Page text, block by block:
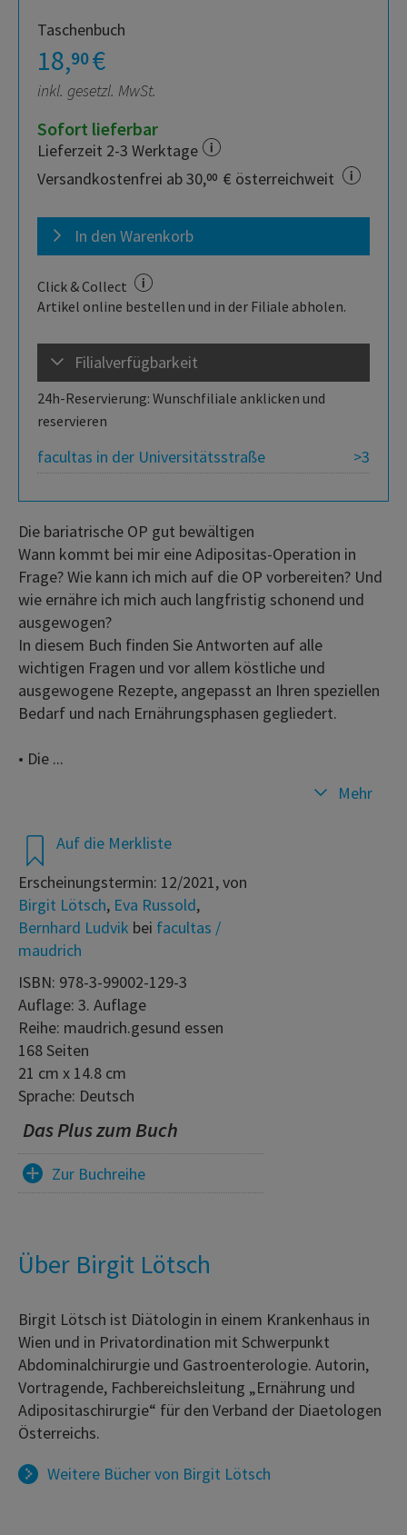
Taschenbuch
18,90€
inkl. gesetzl. MwSt.
Sofort lieferbar
Lieferzeit 2-3 Werktage
Versandkostenfrei ab 30,00 € österreichweit
In den Warenkorb
Click & Collect
Artikel online bestellen und in der Filiale abholen.
Filialverfügbarkeit
24h-Reservierung: Wunschfiliale anklicken und
reservieren
>3
facultas in der Universitätsstraße
Auf die Merkliste
Erscheinungstermin: 12/2021, von
Birgit Lötsch, Eva Russold,
Bernhard Ludvik bei facultas /
maudrich
ISBN: 978-3-99002-129-3
Auflage: 3. Auflage
Reihe: maudrich.gesund essen
168 Seiten
21 cm x 14.8 cm
Sprache: Deutsch
Das Plus zum Buch
Zur Buchreihe
Die bariatrische OP gut bewältigen
Wann kommt bei mir eine Adipositas-Operation in
Frage? Wie kann ich mich auf die OP vorbereiten? Und
wie ernähre ich mich auch langfristig schonend und
ausgewogen?
In diesem Buch finden Sie Antworten auf alle
wichtigen Fragen und vor allem köstliche und
ausgewogene Rezepte, angepasst an Ihren speziellen
Bedarf und nach Ernährungsphasen gegliedert.
• Die ...
Mehr
Über Birgit Lötsch
Birgit Lötsch ist Diätologin in einem Krankenhaus in
Wien und in Privatordination mit Schwerpunkt
Abdominalchirurgie und Gastroenterologie. Autorin,
Vortragende, Fachbereichsleitung „Ernährung und
Adipositaschirurgie“ für den Verband der Diaetologen
Österreichs.
Weitere Bücher von Birgit Lötsch